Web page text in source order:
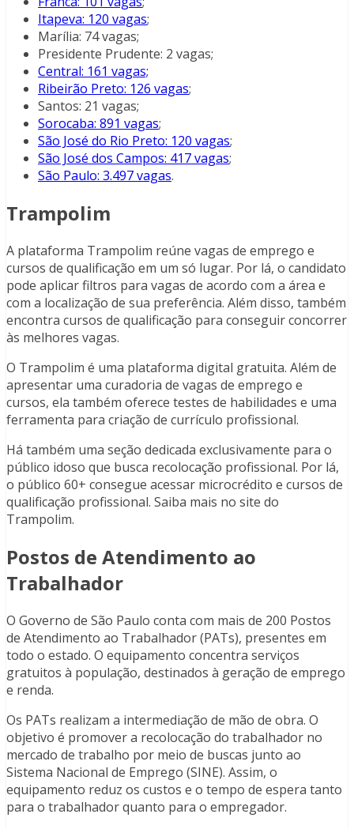
Itapeva: 120 vagas;
Marília: 74 vagas;
Presidente Prudente: 2 vagas;
Central: 161 vagas;
Ribeirão Preto: 126 vagas;
Santos: 21 vagas;
Sorocaba: 891 vagas;
São José do Rio Preto: 120 vagas;
São José dos Campos: 417 vagas;
São Paulo: 3.497 vagas.
Trampolim
A plataforma Trampolim reúne vagas de emprego e
cursos de qualificação em um só lugar. Por lá, o candidato
pode aplicar filtros para vagas de acordo com a área e
com a localização de sua preferência. Além disso, também
encontra cursos de qualificação para conseguir concorrer
às melhores vagas.
O Trampolim é uma plataforma digital gratuita. Além de
apresentar uma curadoria de vagas de emprego e
cursos, ela também oferece testes de habilidades e uma
ferramenta para criação de currículo profissional.
Há também uma seção dedicada exclusivamente para o
público idoso que busca recolocação profissional. Por lá,
o público 60+ consegue acessar microcrédito e cursos de
qualificação profissional. Saiba mais no site do
Trampolim.
Postos de Atendimento ao
Trabalhador
O Governo de São Paulo conta com mais de 200 Postos
de Atendimento ao Trabalhador (PATs), presentes em
todo o estado. O equipamento concentra serviços
gratuitos à população, destinados à geração de emprego
e renda.
Os PATs realizam a intermediação de mão de obra. O
objetivo é promover a recolocação do trabalhador no
mercado de trabalho por meio de buscas junto ao
Sistema Nacional de Emprego (SINE). Assim, o
equipamento reduz os custos e o tempo de espera tanto
para o trabalhador quanto para o empregador.